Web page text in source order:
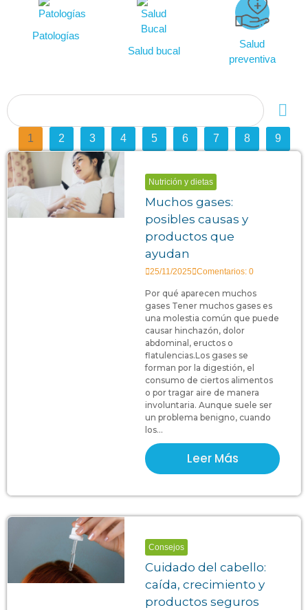
Patologías
Salud bucal
Salud
preventiva
1 2 3 4 5 6 7 8 9
Nutrición y dietas
Muchos gases:
posibles causas y
productos que
ayudan
25/11/2025 Comentarios: 0
Por qué aparecen muchos
gases Tener muchos gases es
una molestia común que puede
causar hinchazón, dolor
abdominal, eructos o
flatulencias.Los gases se
forman por la digestión, el
consumo de ciertos alimentos
o por tragar aire de manera
involuntaria. Aunque suele ser
un problema benigno, cuando
los...
Leer Más
Consejos
Cuidado del cabello:
caída, crecimiento y
productos seguros